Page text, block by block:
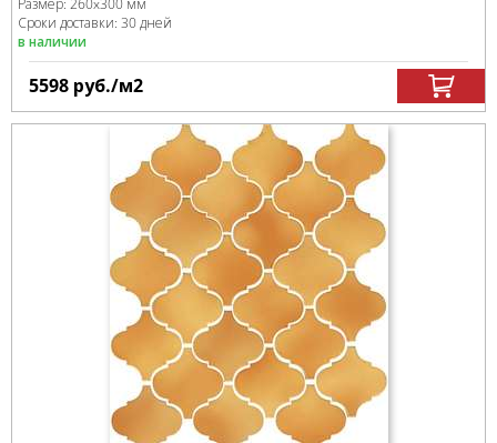
Размер: 260x300 мм
Сроки доставки: 30 дней
в наличии
5598 руб./м2